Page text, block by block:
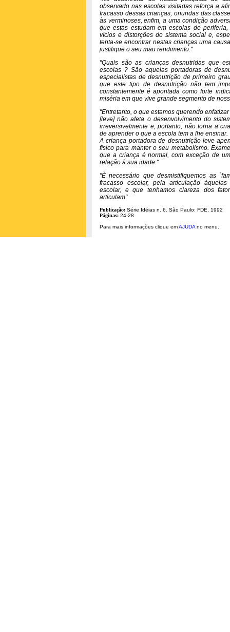
observado nas escolas visitadas reforça a
fracasso dessas crianças, oriundas das
às verminoses, enfim, a uma condição
que estas estudam em escolas de
vícios e distorções do sistema social e,
tenta-se encontrar nestas crianças uma
justifique o seu mau rendimento."
"Quais são as crianças desnutridas que
escolas ? São aquelas portadoras de
especialistas de desnutrição de primeiro
que este tipo de desnutrição não tem
constantemente é apontada como forte
miséria em que vive grande segmento de
"Entretanto, o que estamos querendo
[leve] não afeta o desenvolvimento do
irreversivelmente e, portanto, não torna a
de aprender o que a escola tem a lhe ensinar.
A criança portadora de desnutrição leve
físico para manter o seu metabolismo.
que a criança é normal, com exceção de
relação à sua idade."
"È necessário que desmistifiquemos as
fracasso escolar, pela articulação
escolar, e que tenhamos clareza dos
articulam"
Publicação: Série Idéias n. 6. São Paulo: FDE, 1992
Páginas: 24-28
Para mais informações clique emAJUDA no menu.